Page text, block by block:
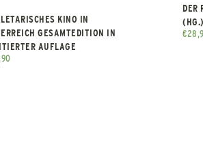
KINO IN
GESAMTEDITION IN
AUFLAGE
DER
€